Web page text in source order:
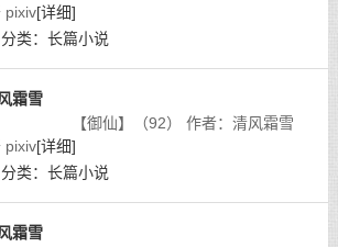
pixiv[详细]
分类： 长篇小说
霜雪
92） 作者：清风霜雪
pixiv[详细]
分类： 长篇小说
霜雪